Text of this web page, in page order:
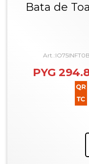
Bata de
PYG